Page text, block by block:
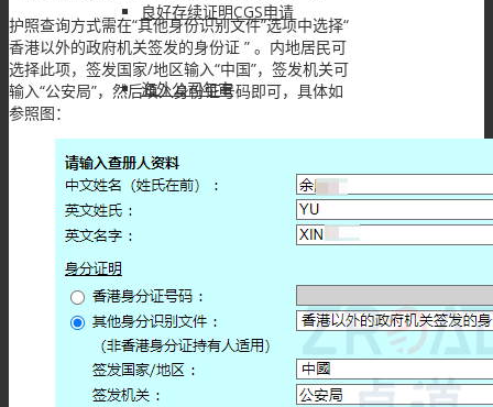
良好存续证明CGS申请
海外公司年审
财务税务
审计服务
离岸豁免
护照查询方式需在“其他身份识别文件”选项中选择“
香港以外的政府机关签发的身份证 ” 。内地居民可
选择此项，签发国家/地区输入“中国”，签发机关可
输入“公安局”，然后填入身份证号码即可，具体如
参照图：